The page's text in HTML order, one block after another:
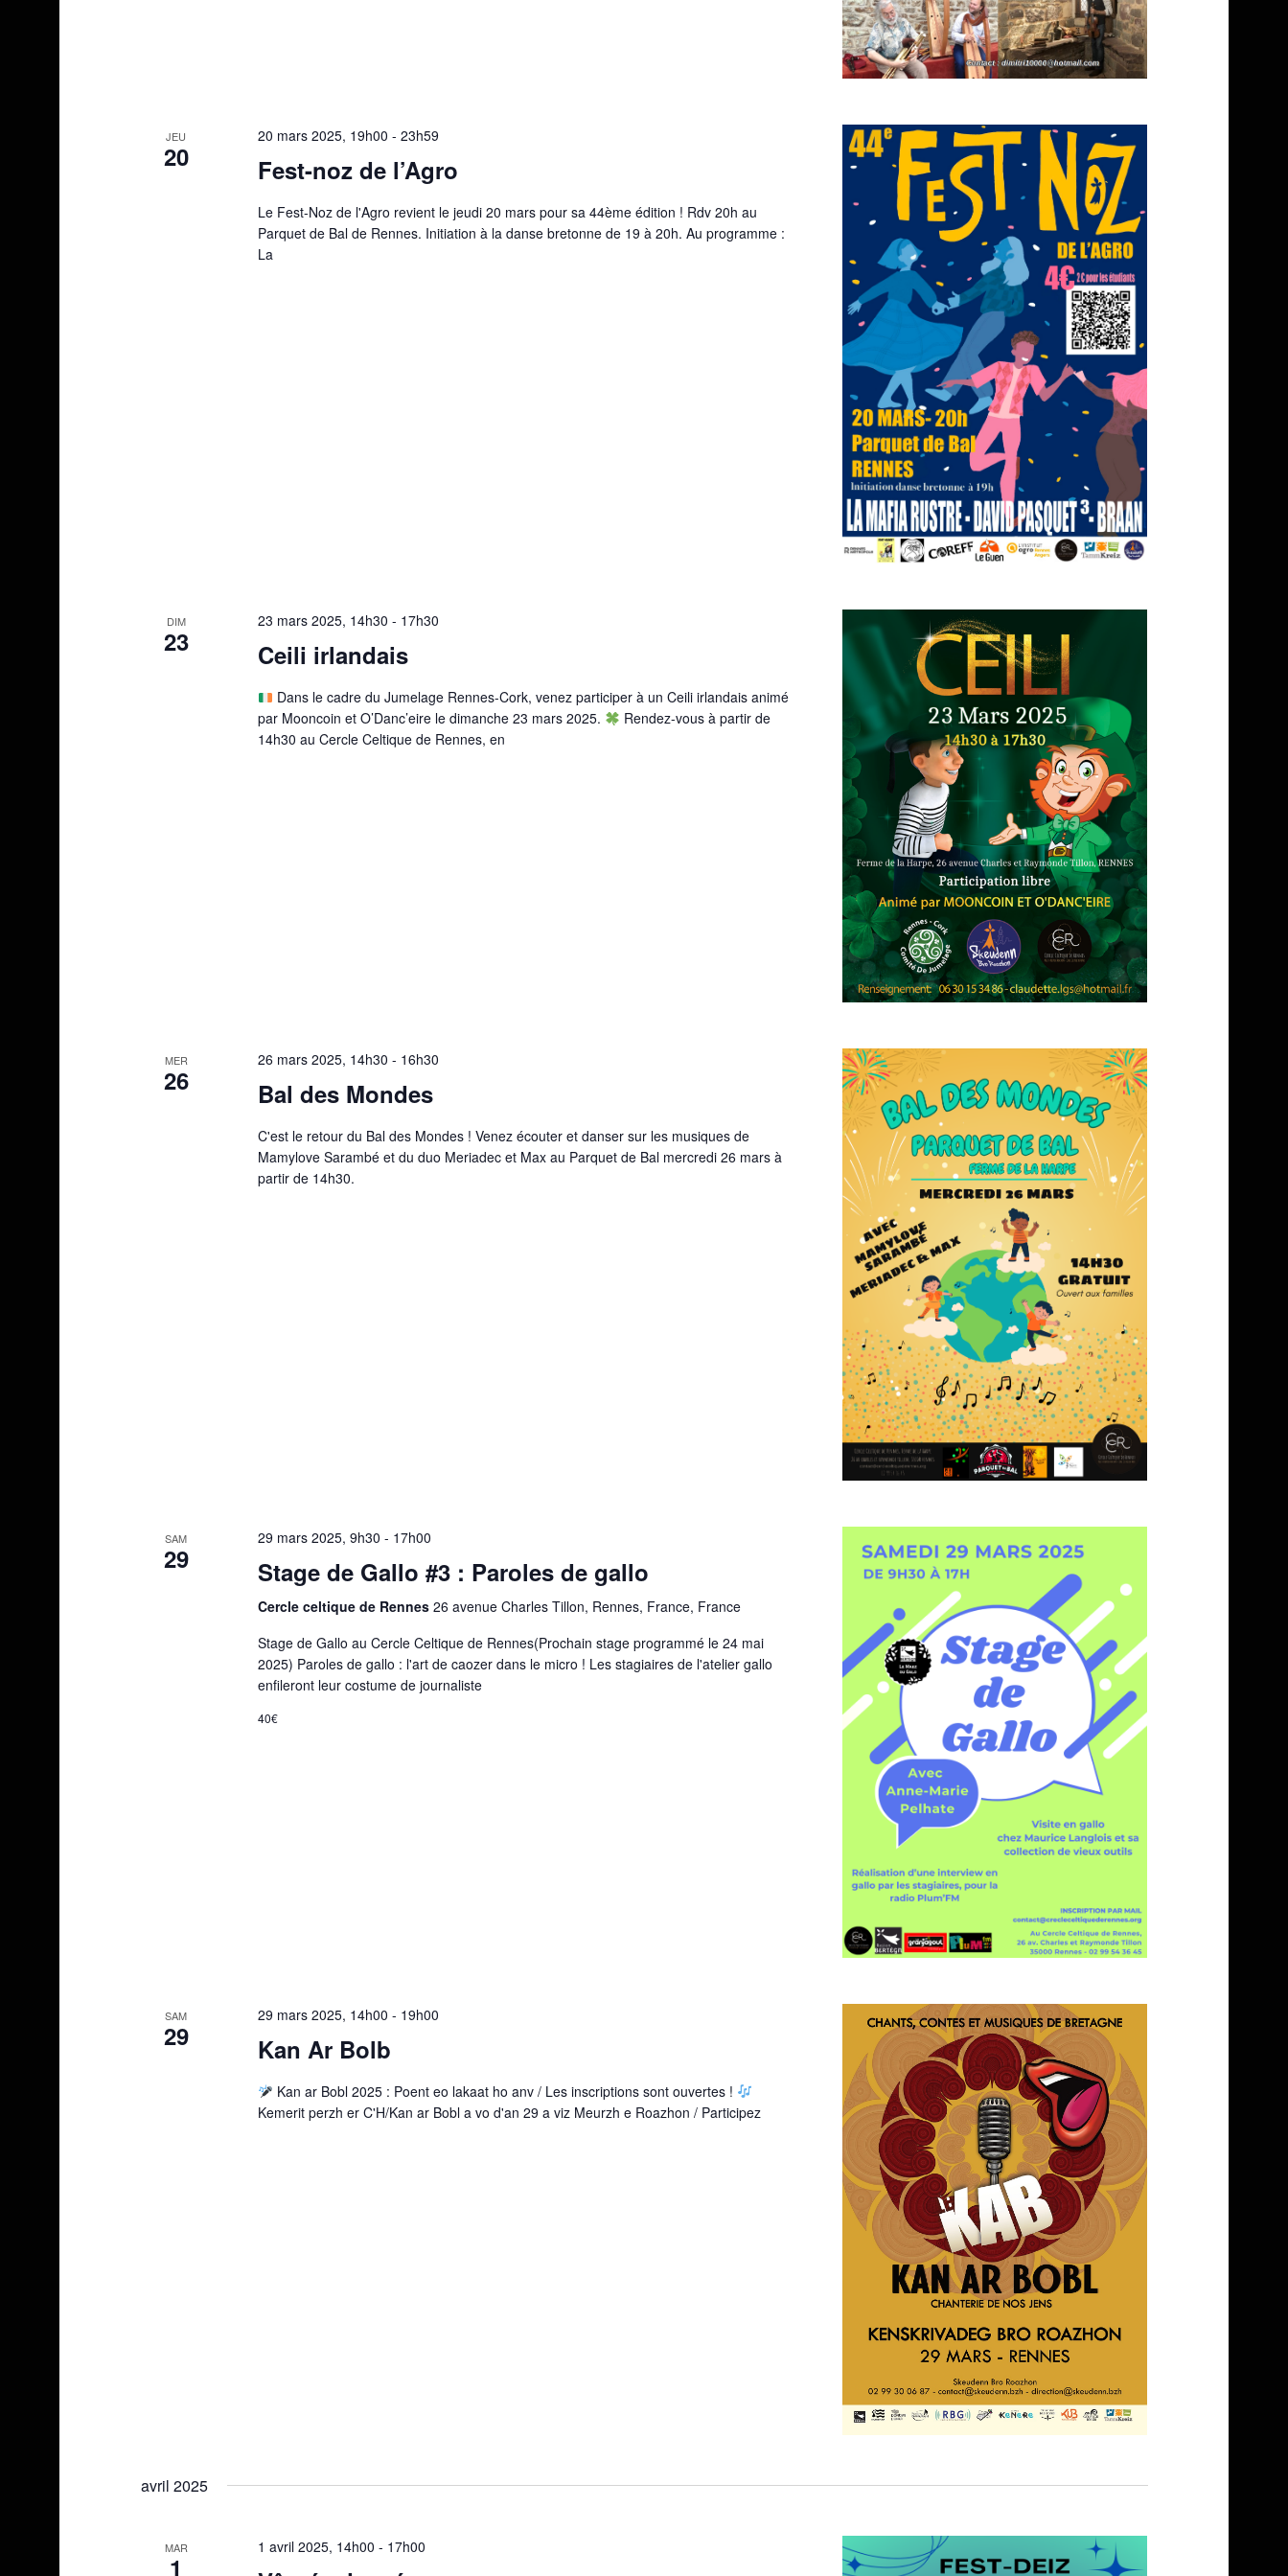
JEU
20
20 mars 2025, 19h00 - 23h59
Fest-noz de l’Agro
Le Fest-Noz de l'Agro revient le jeudi 20 mars pour sa 44ème édition ! Rdv 20h au
Parquet de Bal de Rennes. Initiation à la danse bretonne de 19 à 20h. Au programme :
La
DIM
23
23 mars 2025, 14h30 - 17h30
Ceili irlandais
Dans le cadre du Jumelage Rennes-Cork, venez participer à un Ceili irlandais animé
par Mooncoin et O’Danc’eire le dimanche 23 mars 2025.
Rendez-vous à partir de
14h30 au Cercle Celtique de Rennes, en
MER
26
26 mars 2025, 14h30 - 16h30
Bal des Mondes
C'est le retour du Bal des Mondes ! Venez écouter et danser sur les musiques de
Mamylove Sarambé et du duo Meriadec et Max au Parquet de Bal mercredi 26 mars à
partir de 14h30.
SAM
29
29 mars 2025, 9h30 - 17h00
Stage de Gallo #3 : Paroles de gallo
Cercle celtique de Rennes 26 avenue Charles Tillon, Rennes, France, France
Stage de Gallo au Cercle Celtique de Rennes(Prochain stage programmé le 24 mai
2025) Paroles de gallo : l'art de caozer dans le micro ! Les stagiaires de l'atelier gallo
enfileront leur costume de journaliste
40€
SAM
29
29 mars 2025, 14h00 - 19h00
Kan Ar Bolb
Kan ar Bobl 2025 : Poent eo lakaat ho anv / Les inscriptions sont ouvertes !
Kemerit perzh er C'H/Kan ar Bobl a vo d'an 29 a viz Meurzh e Roazhon / Participez
avril 2025
MAR
1
1 avril 2025, 14h00 - 17h00